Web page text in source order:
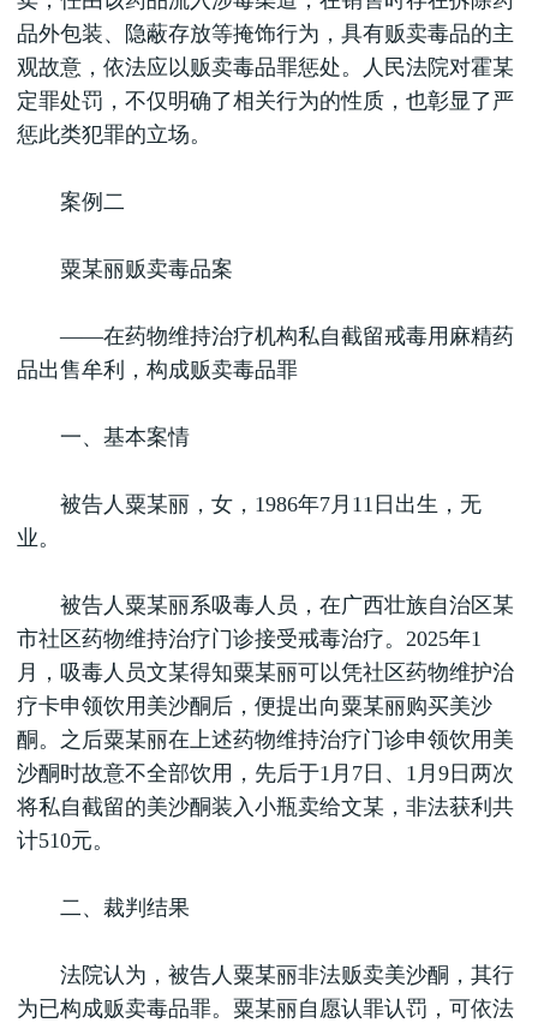
品外包装、隐蔽存放等掩饰行为，具有贩卖毒品的主
观故意，依法应以贩卖毒品罪惩处。人民法院对霍某
定罪处罚，不仅明确了相关行为的性质，也彰显了严
惩此类犯罪的立场。
案例二
粟某丽贩卖毒品案
——在药物维持治疗机构私自截留戒毒用麻精药
品出售牟利，构成贩卖毒品罪
一、基本案情
被告人粟某丽，女，1986年7月11日出生，无
业。
被告人粟某丽系吸毒人员，在广西壮族自治区某
市社区药物维持治疗门诊接受戒毒治疗。2025年1
月，吸毒人员文某得知粟某丽可以凭社区药物维护治
疗卡申领饮用美沙酮后，便提出向粟某丽购买美沙
酮。之后粟某丽在上述药物维持治疗门诊申领饮用美
沙酮时故意不全部饮用，先后于1月7日、1月9日两次
将私自截留的美沙酮装入小瓶卖给文某，非法获利共
计510元。
二、裁判结果
法院认为，被告人粟某丽非法贩卖美沙酮，其行
为已构成贩卖毒品罪。粟某丽自愿认罪认罚，可依法